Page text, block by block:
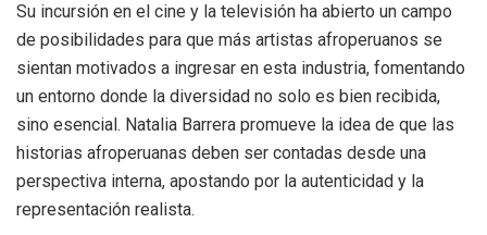
Su incursión en el cine y la televisión ha abierto un campo
de posibilidades para que más artistas afroperuanos se
sientan motivados a ingresar en esta industria, fomentando
un entorno donde la diversidad no solo es bien recibida,
sino esencial. Natalia Barrera promueve la idea de que las
historias afroperuanas deben ser contadas desde una
perspectiva interna, apostando por la autenticidad y la
representación realista.